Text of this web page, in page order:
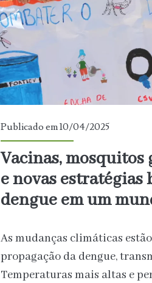
Publicado em 10/04/2025
Vacinas,
e novas estratégias
dengue em um
As mudanças climáticas
propagação da dengue,
Temperaturas mais altas e